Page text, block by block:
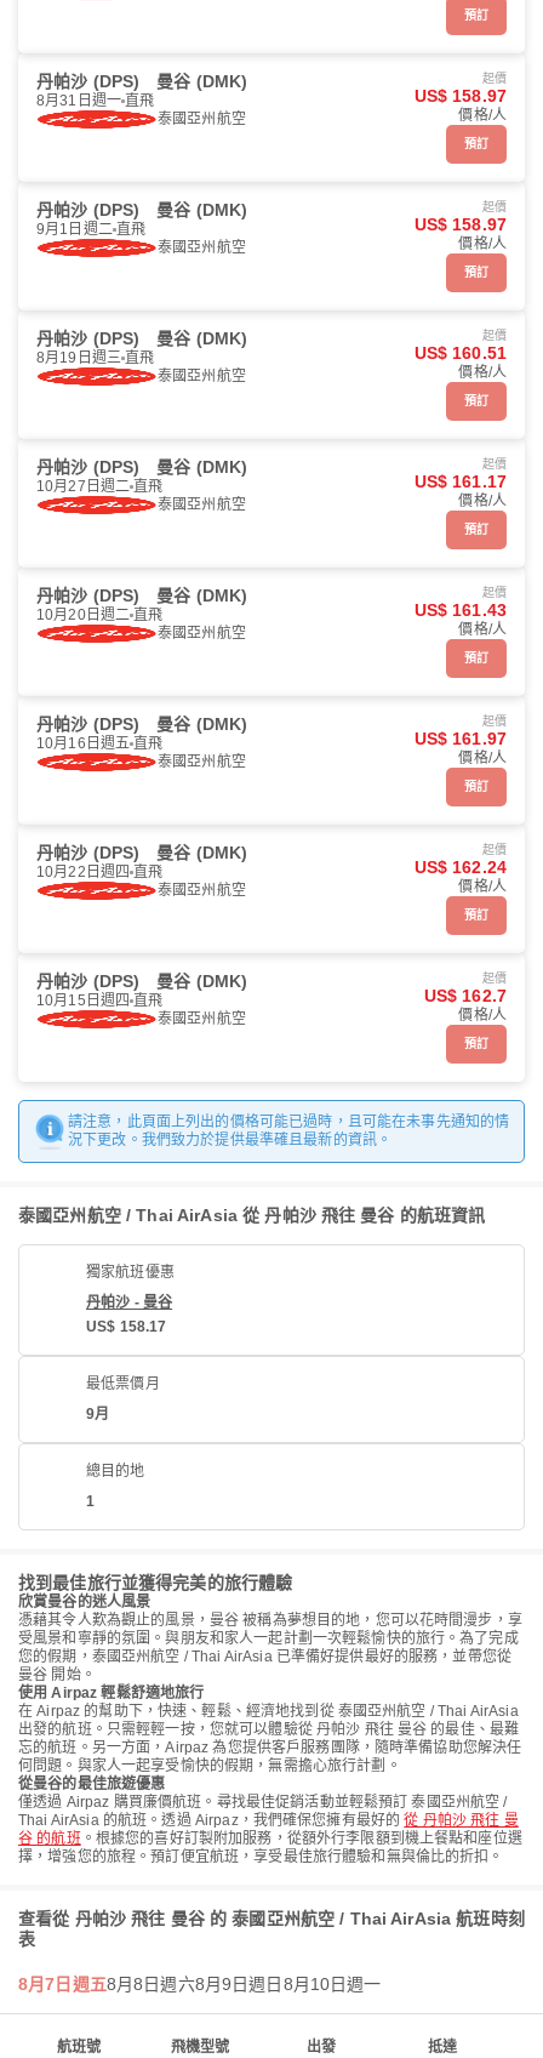
預訂
丹帕沙 (DPS) 曼谷 (DMK)
8月31日週一 直飛
泰國亞州航空
起價
US$ 158.97
價格/人
預訂
丹帕沙 (DPS) 曼谷 (DMK)
9月1日週二 直飛
泰國亞州航空
起價
US$ 158.97
價格/人
預訂
丹帕沙 (DPS) 曼谷 (DMK)
8月19日週三 直飛
泰國亞州航空
起價
US$ 160.51
價格/人
預訂
丹帕沙 (DPS) 曼谷 (DMK)
10月27日週二 直飛
泰國亞州航空
起價
US$ 161.17
價格/人
預訂
丹帕沙 (DPS) 曼谷 (DMK)
10月20日週二 直飛
泰國亞州航空
起價
US$ 161.43
價格/人
預訂
丹帕沙 (DPS) 曼谷 (DMK)
10月16日週五 直飛
泰國亞州航空
起價
US$ 161.97
價格/人
預訂
丹帕沙 (DPS) 曼谷 (DMK)
10月22日週四 直飛
泰國亞州航空
起價
US$ 162.24
價格/人
預訂
丹帕沙 (DPS) 曼谷 (DMK)
10月15日週四 直飛
泰國亞州航空
起價
US$ 162.7
價格/人
預訂
請注意，此頁面上列出的價格可能已過時，且可能在未事先通知的情
況下更改。我們致力於提供最準確且最新的資訊。
泰國亞州航空 / Thai AirAsia 從 丹帕沙 飛往 曼谷 的航班資訊
獨家航班優惠
丹帕沙 - 曼谷
US$ 158.17
最低票價月
9月
總目的地
1
找到最佳旅行並獲得完美的旅行體驗
欣賞曼谷的迷人風景
憑藉其令人歎為觀止的風景，曼谷 被稱為夢想目的地，您可以花時間漫步，享
受風景和寧靜的氛圍。與朋友和家人一起計劃一次輕鬆愉快的旅行。為了完成
您的假期，泰國亞州航空 / Thai AirAsia 已準備好提供最好的服務，並帶您從
曼谷 開始。
使用 Airpaz 輕鬆舒適地旅行
在 Airpaz 的幫助下，快速、輕鬆、經濟地找到從 泰國亞州航空 / Thai AirAsia
出發的航班。只需輕輕一按，您就可以體驗從 丹帕沙 飛往 曼谷 的最佳、最難
忘的航班。另一方面，Airpaz 為您提供客戶服務團隊，隨時準備協助您解決任
何問題。與家人一起享受愉快的假期，無需擔心旅行計劃。
從曼谷的最佳旅遊優惠
僅透過 Airpaz 購買廉價航班。尋找最佳促銷活動並輕鬆預訂 泰國亞州航空 /
Thai AirAsia 的航班。透過 Airpaz，我們確保您擁有最好的從 丹帕沙 飛往 曼
谷 的航班 。根據您的喜好訂製附加服務，從額外行李限額到機上餐點和座位選
擇，增強您的旅程。預訂便宜航班，享受最佳旅行體驗和無與倫比的折扣。
查看從 丹帕沙 飛往 曼谷 的 泰國亞州航空 / Thai AirAsia 航班時刻
表
8月7日週五8月8日週六8月9日週日 8月10日週一
航班號 飛機型號 出發 抵達